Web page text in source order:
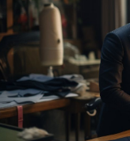
Ответим на все
для вас мессенджере
Max